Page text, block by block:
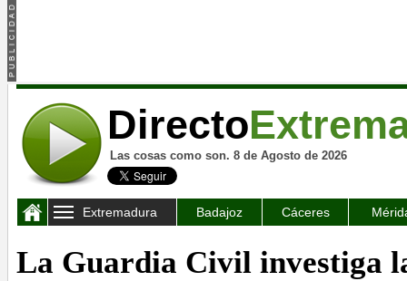
Directo
Las cosas como son. 8 de Agosto de 2026
Extremadura Badajoz Cáceres
La Guardia Civil investiga